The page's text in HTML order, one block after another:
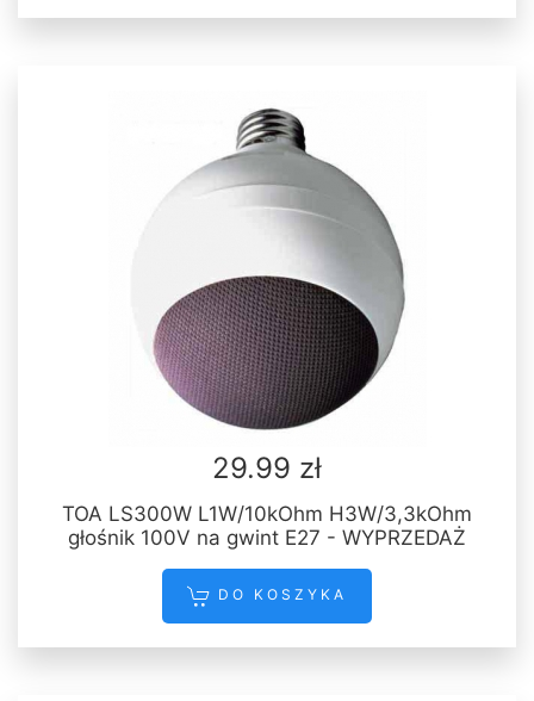
29.99 zł
TOA LS300W L1W/10kOhm H3W/3,3kOhm
głośnik 100V na gwint E27 - WYPRZEDAŻ
DO KOSZYKA